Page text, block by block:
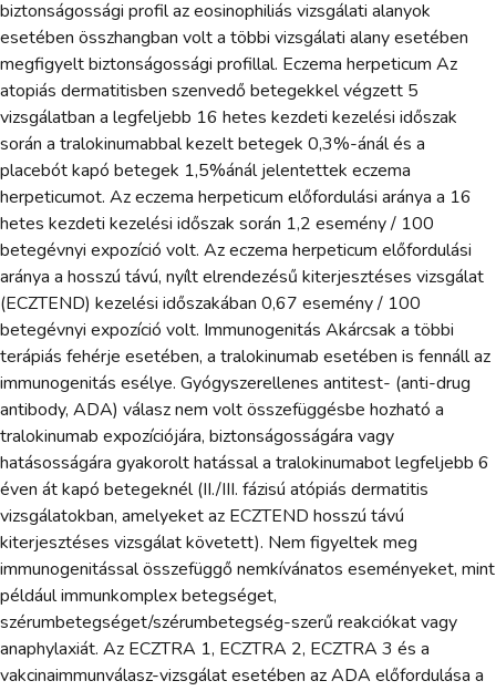
biztonságossági profil az eosinophiliás vizsgálati alanyok
esetében összhangban volt a többi vizsgálati alany esetében
megfigyelt biztonságossági profillal. Eczema herpeticum Az
atopiás dermatitisben szenvedő betegekkel végzett 5
vizsgálatban a legfeljebb 16 hetes kezdeti kezelési időszak
során a tralokinumabbal kezelt betegek 0,3%-ánál és a
placebót kapó betegek 1,5%ánál jelentettek eczema
herpeticumot. Az eczema herpeticum előfordulási aránya a 16
hetes kezdeti kezelési időszak során 1,2 esemény / 100
betegévnyi expozíció volt. Az eczema herpeticum előfordulási
aránya a hosszú távú, nyílt elrendezésű kiterjesztéses vizsgálat
(ECZTEND) kezelési időszakában 0,67 esemény / 100
betegévnyi expozíció volt. Immunogenitás Akárcsak a többi
terápiás fehérje esetében, a tralokinumab esetében is fennáll az
immunogenitás esélye. Gyógyszerellenes antitest- (anti-drug
antibody, ADA) válasz nem volt összefüggésbe hozható a
tralokinumab expozíciójára, biztonságosságára vagy
hatásosságára gyakorolt hatással a tralokinumabot legfeljebb 6
éven át kapó betegeknél (II./III. fázisú atópiás dermatitis
vizsgálatokban, amelyeket az ECZTEND hosszú távú
kiterjesztéses vizsgálat követett). Nem figyeltek meg
immunogenitással összefüggő nemkívánatos eseményeket, mint
például immunkomplex betegséget,
szérumbetegséget/szérumbetegség-szerű reakciókat vagy
anaphylaxiát. Az ECZTRA 1, ECZTRA 2, ECZTRA 3 és a
vakcinaimmunválasz-vizsgálat esetében az ADA előfordulása a